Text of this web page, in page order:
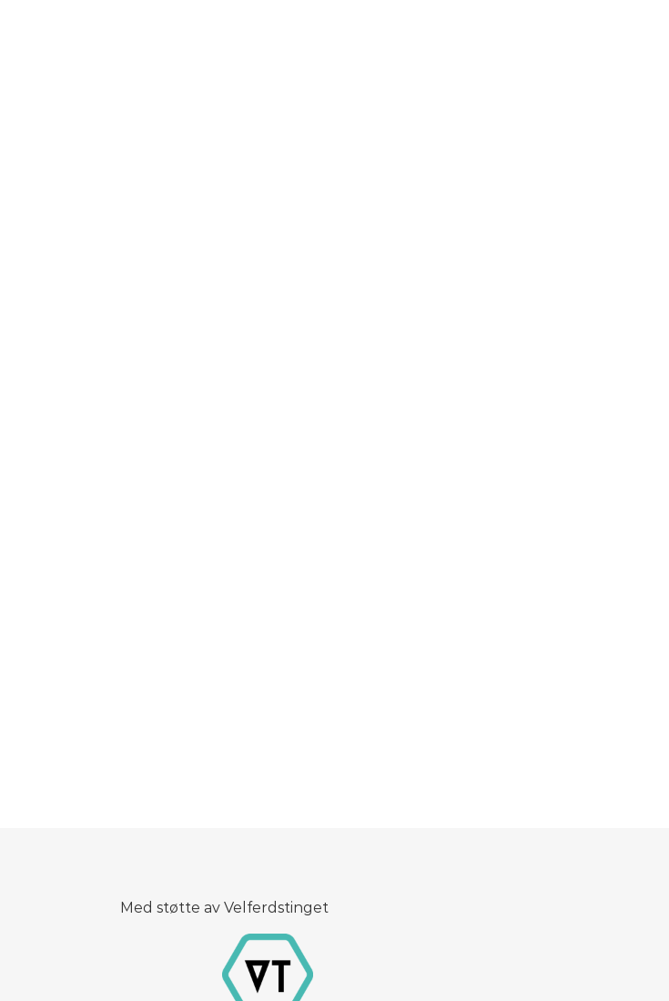
Med støtte av Velferdstinget